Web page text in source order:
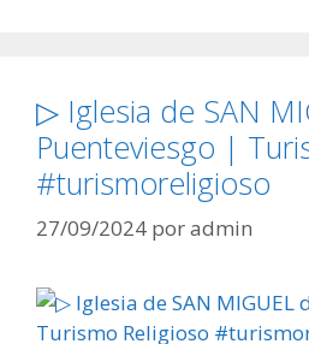
▷ Iglesia de SAN
Puenteviesgo |
#turismoreligioso
27/09/2024 poradmin